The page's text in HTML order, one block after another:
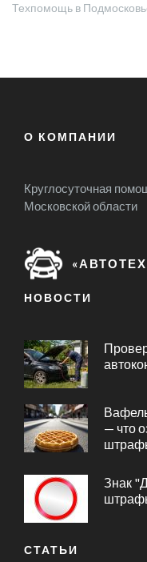
Техпомощь в
О КОМПАНИИ
Круглосуточная
Московской области
НОВОСТИ
— что
Знак
СТАТЬИ